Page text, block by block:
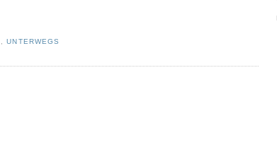
,UNTERWEGS